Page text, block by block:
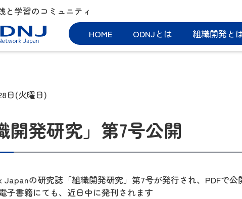
と学習のコミュニティ
HOME ODNJとは 組織開発と
日(火曜日)
開発研究」第7号公開
Japanの研究誌「組織開発研究」第7号が発行され、PDFで公
子書籍にても、近日中に発刊されます